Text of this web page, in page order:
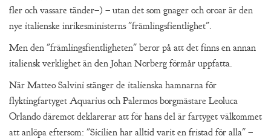
fler och vassare tänder–) – utan det som gnager och oroar är den
nye italienske inrikesministerns "främlingsfientlighet".
Men den "främlingsfientligheten" beror på att det finns en annan
italiensk verklighet än den Johan Norberg förmår uppfatta.
När Matteo Salvini stänger de italienska hamnarna för
flyktingfartyget Aquarius och Palermos borgmästare Leoluca
Orlando däremot deklarerar att för hans del är fartyget välkommet
att anlöpa eftersom: "Sicilien har alltid varit en fristad för alla" –